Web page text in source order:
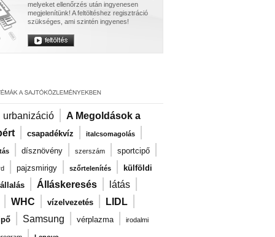
melyeket ellenőrzés után ingyenesen
megjelenítünk! A feltöltéshez regisztráció
szükséges, ami szintén ingyenes!
urbanizáció | A Megoldások a
| csapadékvíz | italcsomagolás |
| dísznövény | szerszám | sportcipő |
| pajzsmirigy | szőrtelenítés |
külföldi
| Álláskeresés | látás |
| WHC | vízelvezetés | LIDL |
| Samsung | vérplazma | irodalmi